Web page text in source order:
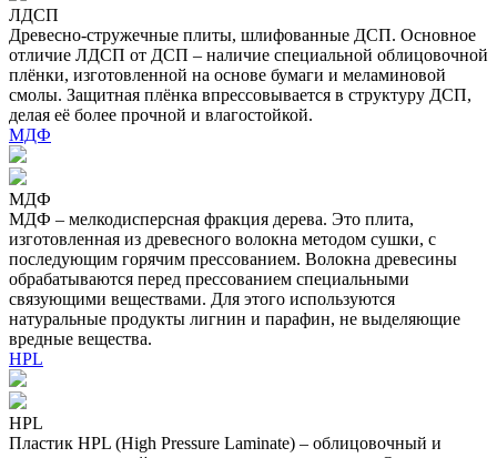
ЛДСП
Древесно-стружечные плиты, шлифованные ДСП. Основное
отличие ЛДСП от ДСП – наличие специальной облицовочной
плёнки, изготовленной на основе бумаги и меламиновой
смолы. Защитная плёнка впрессовывается в структуру ДСП,
делая её более прочной и влагостойкой.
МДФ
МДФ
МДФ – мелкодисперсная фракция дерева. Это плита,
изготовленная из древесного волокна методом сушки, с
последующим горячим прессованием. Волокна древесины
обрабатываются перед прессованием специальными
связующими веществами. Для этого используются
натуральные продукты лигнин и парафин, не выделяющие
вредные вещества.
HPL
HPL
Пластик HPL (High Pressure Laminate) – облицовочный и